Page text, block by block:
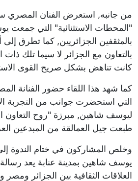
من جانبه, استعرض الفنان المصري
"المحطات الاستثنائية" التي جمعت
بالمثقفين الجزائريين, كما تطرق إلى
بالتعاون مع الجزائر لا سيما تلك ذات
كانت تناهض بشكل صريح القوى
كما شهد هذا اللقاء حضور الفنانة
التي استحضرت جوانب من التجربة
ليوسف شاهين, مبرزة "روح التعاون
طبعت جيل العمالقة من المبدعين
وخلص المشاركون في ختام الندوة
يوسف شاهين بمدينة عنابة يعد
العلاقات الثقافية بين الجزائر